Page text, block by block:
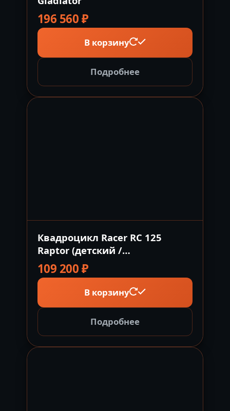
196 560₽
В корзину
Подробнее
Квадроцикл Racer RC 125
Raptor (детский /
подростковый)
109 200₽
В корзину
Подробнее